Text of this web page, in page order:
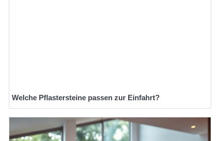
Welche Pflastersteine passen zur Einfahrt?